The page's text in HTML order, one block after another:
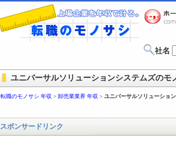
社名
ユニバーサルソリューションシステムズのモ
転職のモノサシ 年収 > 卸売業業界 年収 > ユニバーサルソリューショ
スポンサードリンク